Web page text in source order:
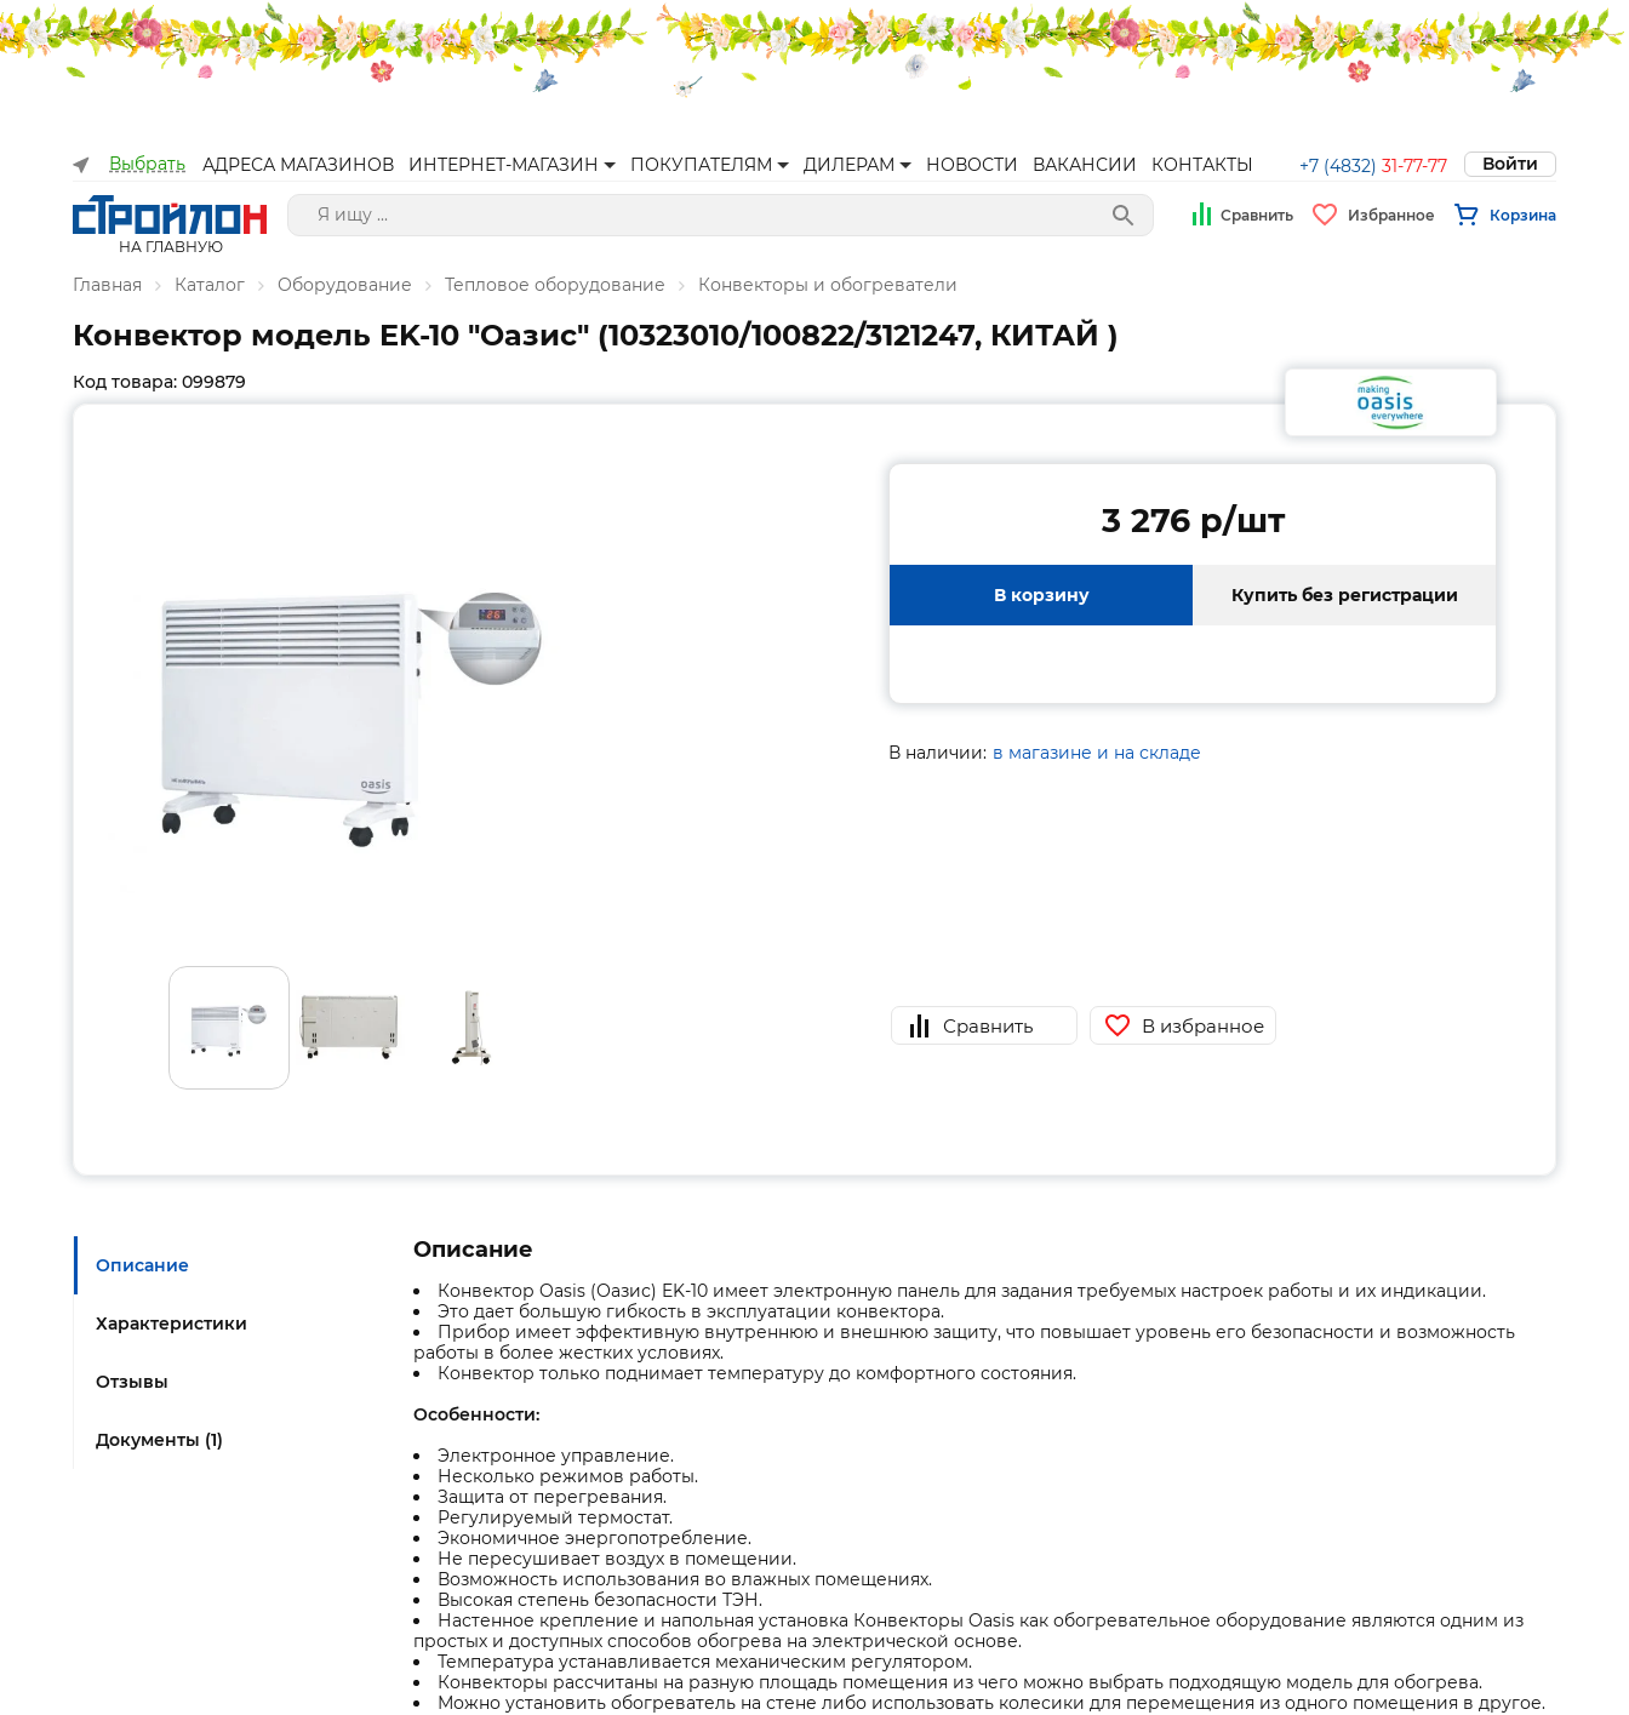
Выбрать АДРЕСА МАГАЗИНОВ ИНТЕРНЕТ-МАГАЗИН ПОКУПАТЕЛЯМ ДИЛЕРАМ НОВОСТИ ВАКАНСИИ КОНТАКТЫ +7 (4832) 31-77-77 Войти
НА ГЛАВНУЮ
Сравнить Избранное Корзина
Главная Каталог Оборудование Тепловое оборудование Конвекторы и обогреватели
Конвектор модель EK-10 "Оазис" (10323010/100822/3121247, КИТАЙ )
Код товара: 099879
3 276 p/шт
В корзину Купить без регистрации
В наличии: в магазине и на складе
Сравнить В избранное
Описание
Характеристики
Отзывы
Документы (1)
Описание
Конвектор Oasis (Оазис) EK-10 имеет электронную панель для задания требуемых настроек работы и их индикации.
Это дает большую гибкость в эксплуатации конвектора.
Прибор имеет эффективную внутреннюю и внешнюю защиту, что повышает уровень его безопасности и возможность
работы в более жестких условиях.
Конвектор только поднимает температуру до комфортного состояния.
Особенности:
Электронное управление.
Несколько режимов работы.
Защита от перегревания.
Регулируемый термостат.
Экономичное энергопотребление.
Не пересушивает воздух в помещении.
Возможность использования во влажных помещениях.
Высокая степень безопасности ТЭН.
Настенное крепление и напольная установка Конвекторы Oasis как обогревательное оборудование являются одним из
простых и доступных способов обогрева на электрической основе.
Температура устанавливается механическим регулятором.
Конвекторы рассчитаны на разную площадь помещения из чего можно выбрать подходящую модель для обогрева.
Можно установить обогреватель на стене либо использовать колесики для перемещения из одного помещения в другое.